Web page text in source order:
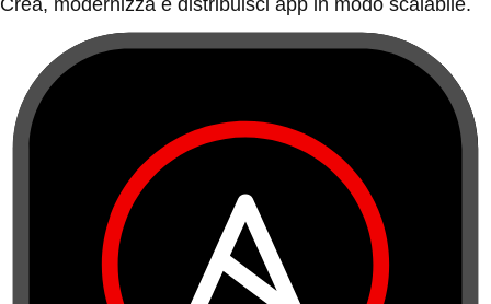
Crea, modernizza e distribuisci app in modo scalabile.